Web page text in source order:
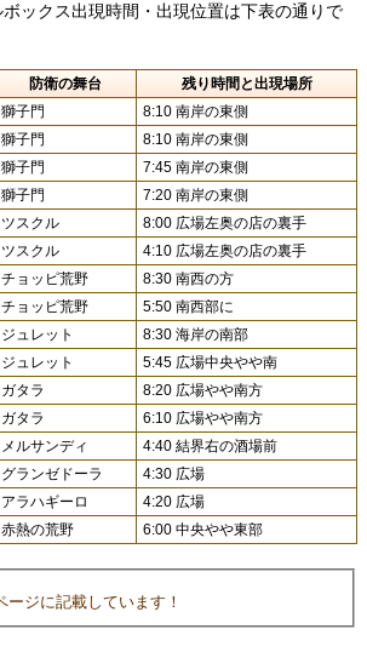
ックス出現時間・出現位置は下表の通りで
防衛の舞台
残り時間と出現場所
獅子門
8:10 南岸の東側
獅子門
8:10 南岸の東側
獅子門
7:45 南岸の東側
獅子門
7:20 南岸の東側
ツスクル
8:00 広場左奥の店の裏手
ツスクル
4:10 広場左奥の店の裏手
チョッピ荒野
8:30 南西の方
チョッピ荒野
5:50 南西部に
ジュレット
8:30 海岸の南部
ジュレット
5:45 広場中央やや南
ガタラ
8:20 広場やや南方
ガタラ
6:10 広場やや南方
メルサンディ
4:40 結界右の酒場前
グランゼドーラ
4:30 広場
アラハギーロ
4:20 広場
赤熱の荒野 6:00 中央やや東部
ジに記載しています！